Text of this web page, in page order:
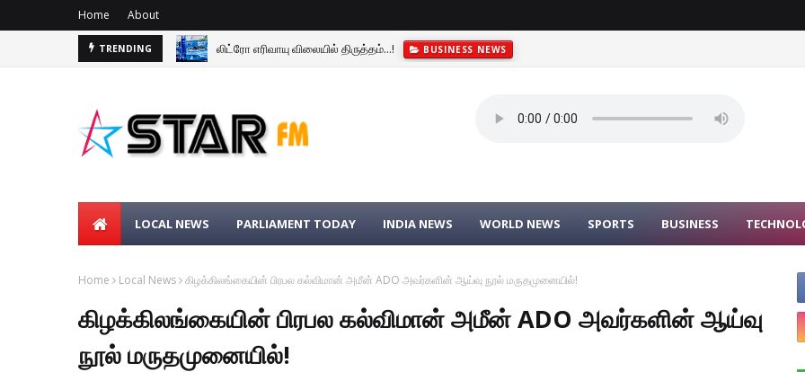
Home About
TRENDING லிட்ரோ எரிவாயு விலையில் திருத்தம்...! BUSINESS NEWS
LOCAL NEWS PARLIAMENT TODAY INDIA NEWS WORLD NEWS SPORTS BUSINESS
Home Local News கிழக்கிலங்கையின் பிரபல கல்விமான் அமீன் ADO அவர்களின் ஆய்வு நூல் மருதமுனையில்!
கிழக்கிலங்கையின் பிரபல கல்விமான் அமீன் ADO அவர்களின் ஆய்வு
நூல் மருதமுனையில்!